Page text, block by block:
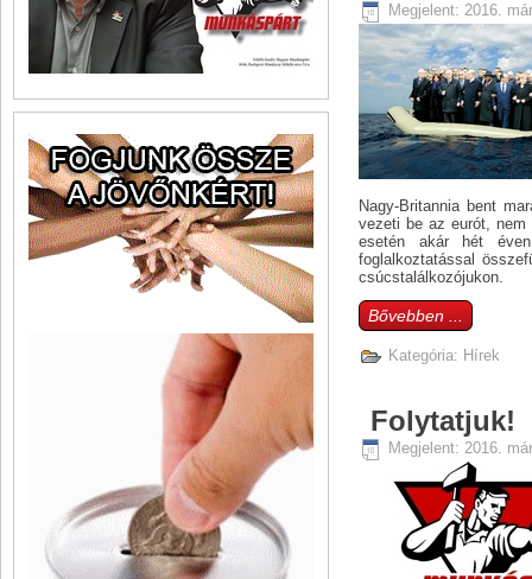
Megjelent: 2016.
Nagy-Britannia bent
vezeti be az eurót, nem
esetén akár hét
foglalkoztatással
csúcstalálkozójukon.
Bővebben ...
Kategória: Hírek
Folytatjuk!
Megjelent: 2016.